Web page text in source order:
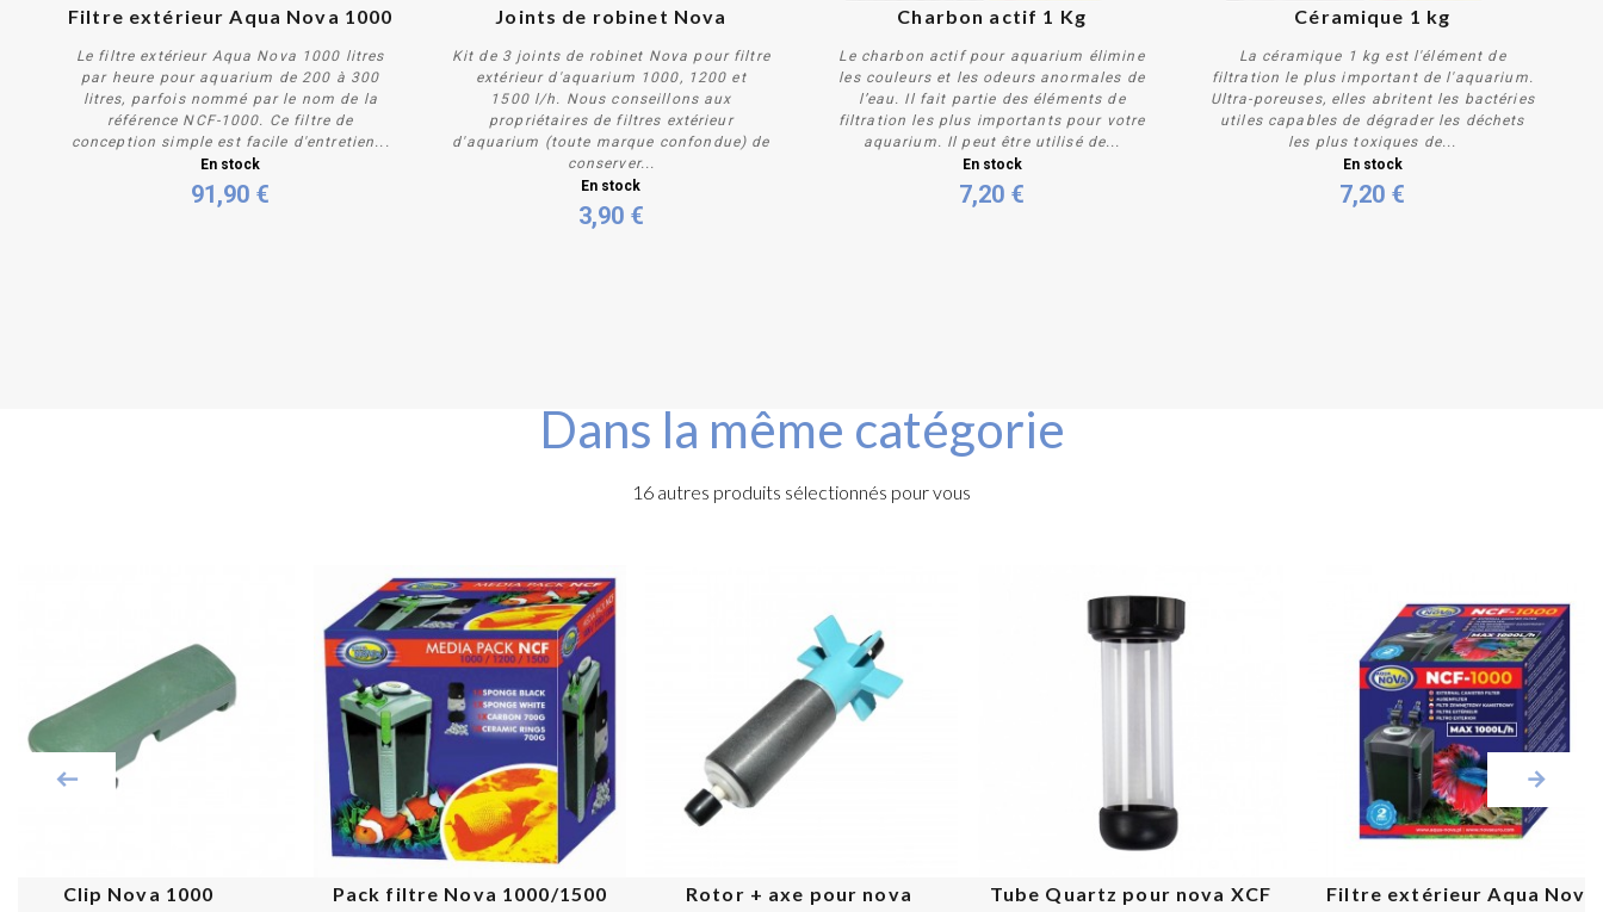
Acheter
Filtre extérieur Aqua Nova 1000
Le filtre extérieur Aqua Nova 1000 litres
par heure pour aquarium de 200 à 300
litres, parfois nommé par le nom de la
référence NCF-1000. Ce filtre de
conception simple est facile d'entretien...
En stock
91,90 €
Acheter
Joints de robinet Nova
Kit de 3 joints de robinet Nova pour filtre
extérieur d'aquarium 1000, 1200 et
1500 l/h. Nous conseillons aux
propriétaires de filtres extérieur
d'aquarium (toute marque confondue) de
conserver...
En stock
3,90 €
Acheter
Charbon actif﻿ 1 Kg
Le charbon actif pour aquarium élimine
les couleurs et les odeurs anormales de
l’eau. Il fait partie des éléments de
filtration les plus importants pour votre
aquarium. Il peut être utilisé de...
En stock
7,20 €
Acheter
Céramique 1 kg
La céramique 1 kg est l'élément de
filtration le plus important de l'aquarium.
Ultra-poreuses, elles abritent les bactéries
utiles capables de dégrader les déchets
les plus toxiques de...
En stock
7,20 €
Dans la même catégorie
16 autres produits sélectionnés pour vous
Clip Nova 1000 Pack filtre Nova 1000/1500
Rotor + axe pour nova
Tube Quartz pour nova XCF
Filtre extérieur Aqua Nova